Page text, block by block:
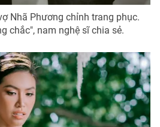
Nhã Phương chỉnh trang phục.
chắc", nam nghệ sĩ chia sẻ.